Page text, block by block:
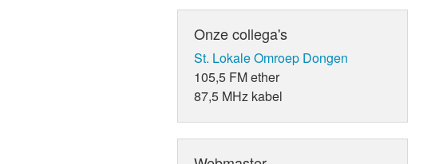
Onze collega's
St. Lokale Omroep Dongen
105,5 FM ether
87,5 MHz kabel